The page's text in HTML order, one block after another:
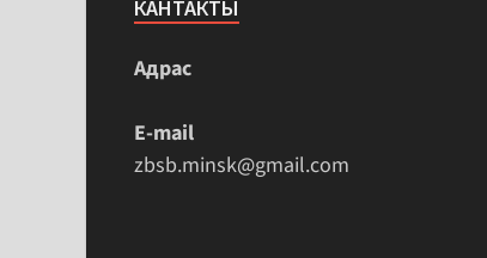
КАНТАКТЫ
Адрас
E-mail
zbsb.minsk@gmail.com